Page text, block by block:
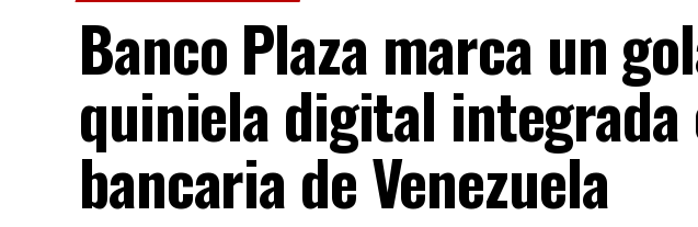
Banco Plaza marca un
quiniela digital integrada
bancaria de Venezuela